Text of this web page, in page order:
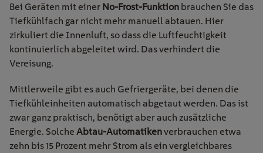
Bei Geräten mit einer No-Frost-Funktion brauchen Sie das
Tiefkühlfach gar nicht mehr manuell abtauen. Hier
zirkuliert die Innenluft, so dass die Luftfeuchtigkeit
kontinuierlich abgeleitet wird. Das verhindert die
Vereisung.
Mittlerweile gibt es auch Gefriergeräte, bei denen die
Tiefkühleinheiten automatisch abgetaut werden. Das ist
zwar ganz praktisch, benötigt aber auch zusätzliche
Energie. Solche Abtau-Automatikenverbrauchen etwa
zehn bis 15 Prozent mehr Strom als ein vergleichbares